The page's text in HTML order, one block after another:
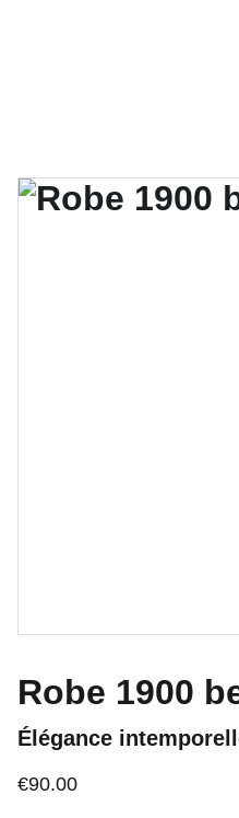
Robe 1900
Élégance
€90.00